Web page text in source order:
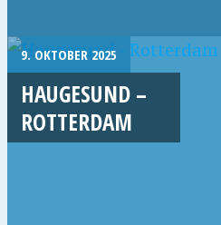
9. OKTOBER 2025
HAUGESUND –
ROTTERDAM